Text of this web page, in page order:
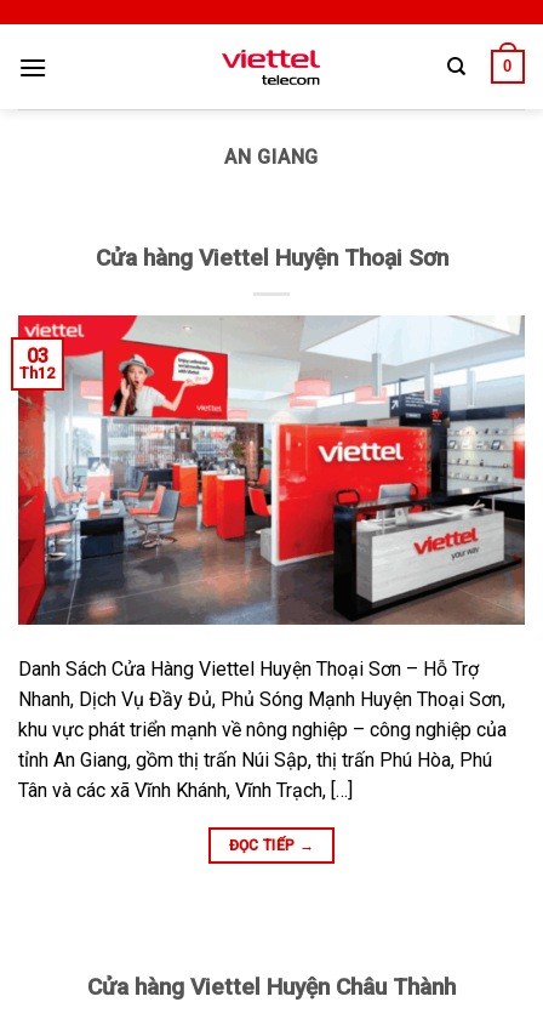
0
AN GIANG
Cửa hàng Viettel Huyện Thoại Sơn
03
Th12
Danh Sách Cửa Hàng Viettel Huyện Thoại Sơn – Hỗ Trợ
Nhanh, Dịch Vụ Đầy Đủ, Phủ Sóng Mạnh Huyện Thoại Sơn,
khu vực phát triển mạnh về nông nghiệp – công nghiệp của
tỉnh An Giang, gồm thị trấn Núi Sập, thị trấn Phú Hòa, Phú
Tân và các xã Vĩnh Khánh, Vĩnh Trạch, […]
ĐỌC TIẾP →
Cửa hàng Viettel Huyện Châu Thành